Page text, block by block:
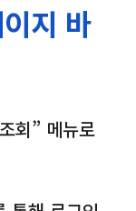
지 바
회” 메뉴로